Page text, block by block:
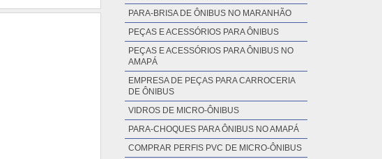
PARA-BRISA DE ÔNIBUS NO MARANHÃO
PEÇAS E ACESSÓRIOS PARA ÔNIBUS
PEÇAS E ACESSÓRIOS PARA ÔNIBUS NO
AMAPÁ
EMPRESA DE PEÇAS PARA CARROCERIA
DE ÔNIBUS
VIDROS DE MICRO-ÔNIBUS
PARA-CHOQUES PARA ÔNIBUS NO AMAPÁ
COMPRAR PERFIS PVC DE MICRO-ÔNIBUS